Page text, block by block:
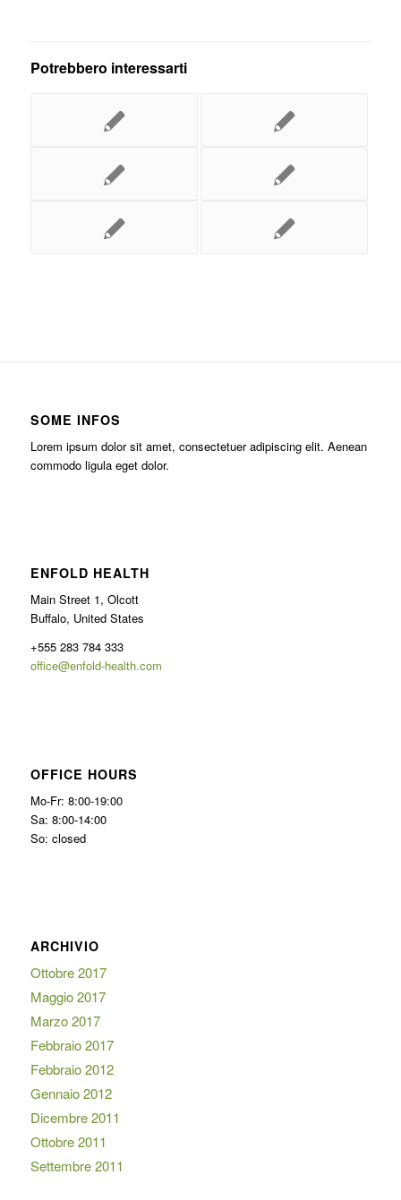
Potrebbero interessarti
SOME INFOS
Lorem ipsum dolor sit amet, consectetuer adipiscing elit. Aenean
commodo ligula eget dolor.
ENFOLD HEALTH
Main Street 1, Olcott
Buffalo, United States
+555 283 784 333
office@enfold-health.com
OFFICE HOURS
Mo-Fr: 8:00-19:00
Sa: 8:00-14:00
So: closed
ARCHIVIO
Ottobre 2017
Maggio 2017
Marzo 2017
Febbraio 2017
Febbraio 2012
Gennaio 2012
Dicembre 2011
Ottobre 2011
Settembre 2011